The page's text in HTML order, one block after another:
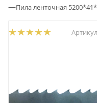
—Пила ленточная